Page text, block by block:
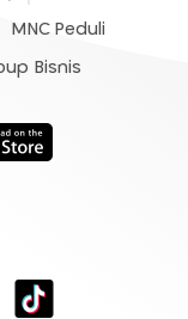
MNC Peduli
Bisnis